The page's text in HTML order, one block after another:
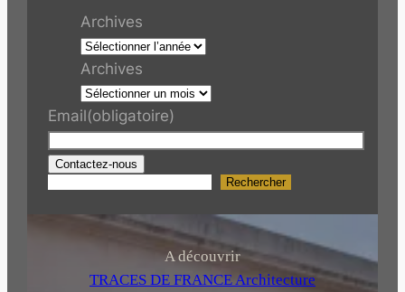
Archives
Archives
Email(obligatoire)
Contactez-nous
Rechercher
A découvrir
TRACES DE FRANCE Architecture